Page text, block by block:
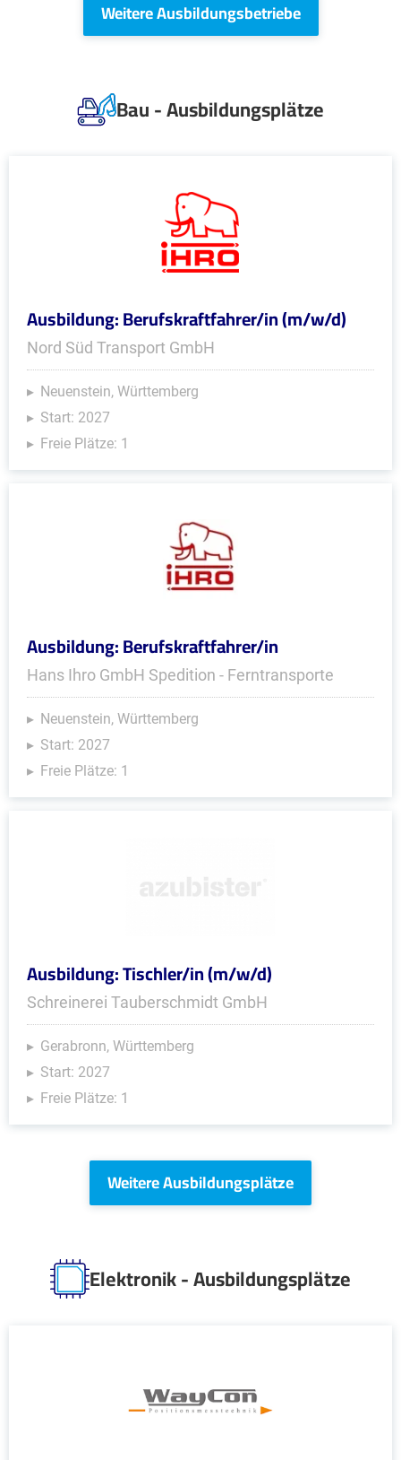
Weitere Ausbildungsbetriebe
Bau - Ausbildungsplätze
Ausbildung: Berufskraftfahrer/in (m/w/d)
Nord Süd Transport GmbH
Neuenstein, Württemberg
Start: 2027
Freie Plätze: 1
Ausbildung: Berufskraftfahrer/in
Hans Ihro GmbH Spedition - Ferntransporte
Neuenstein, Württemberg
Start: 2027
Freie Plätze: 1
Ausbildung: Tischler/in (m/w/d)
Schreinerei Tauberschmidt GmbH
Gerabronn, Württemberg
Start: 2027
Freie Plätze: 1
Weitere Ausbildungsplätze
Elektronik - Ausbildungsplätze